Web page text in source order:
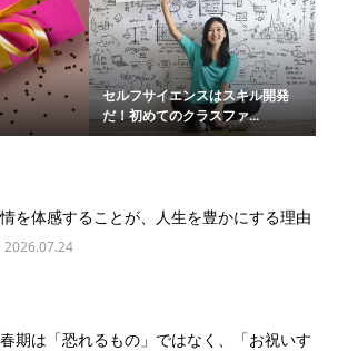
セルフサイエンスはスキル開発
だ！初めてのクラスファ...
を体感することが、人生を豊かにする理由
2026.07.24
期は「恐れるもの」ではなく、「お祝いす